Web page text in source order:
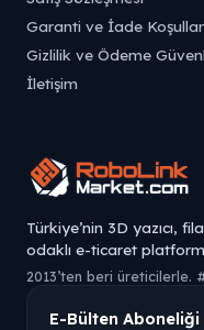
Garanti ve İade
Gizlilik ve Ödeme
İletişim
Türkiye’nin 3D yazıcı,
odaklı e-ticaret
2013’ten beri üreticilerle.
E-Bülten Aboneliği